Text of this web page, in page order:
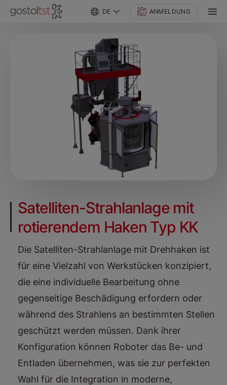
DE ANMELDUNG
Satelliten-Strahlanlage mit
rotierendem Haken Typ KK
Die Satelliten-Strahlanlage mit Drehhaken ist
für eine Vielzahl von Werkstücken konzipiert,
die eine individuelle Bearbeitung ohne
gegenseitige Beschädigung erfordern oder
während des Strahlens an bestimmten Stellen
geschützt werden müssen. Dank ihrer
Konfiguration können Roboter das Be- und
Entladen übernehmen, was sie zur perfekten
Wahl für die Integration in moderne,